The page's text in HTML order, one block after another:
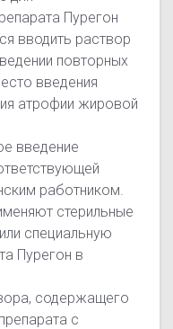
Пурегон
вводить раствор
повторных
введения
атрофии жировой
введение
работником.
стерильные
специальную
Пурегон в
содержащего
с